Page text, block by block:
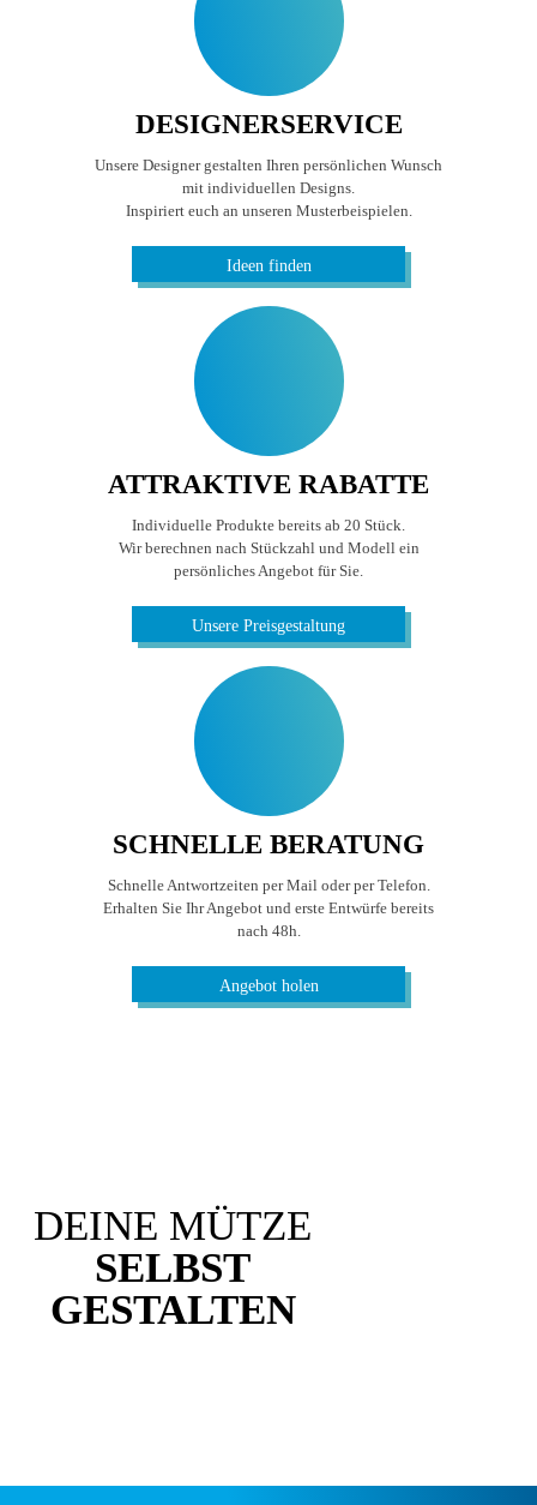
DESIGNERSERVICE
Unsere Designer gestalten Ihren persönlichen Wunsch
mit individuellen Designs.
Inspiriert euch an unseren Musterbeispielen.
Ideen finden
ATTRAKTIVE RABATTE
Individuelle Produkte bereits ab 20 Stück.
Wir berechnen nach Stückzahl und Modell ein
persönliches Angebot für Sie.
Unsere Preisgestaltung
SCHNELLE BERATUNG
Schnelle Antwortzeiten per Mail oder per Telefon.
Erhalten Sie Ihr Angebot und erste Entwürfe bereits
nach 48h.
Angebot holen
DEINE MÜTZE
SELBST
GESTALTEN